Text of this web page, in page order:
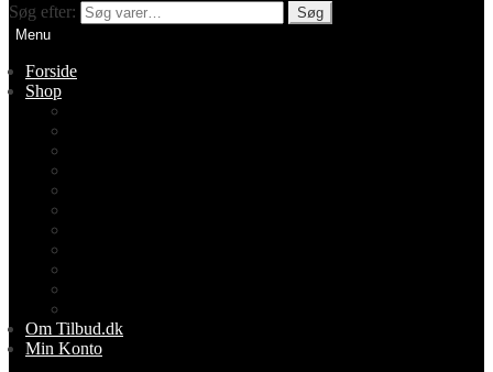
Søg efter:
Søg
Menu
Forside
Shop
Om Tilbud.dk
Min Konto